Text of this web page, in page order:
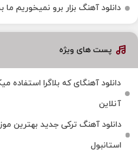
دانلود آهنگ بزار برو نمیخوریم ما
پست های ویژه
دانلود آهنگای که بلاگرا
آنلاین
دانلود آهنگ ترکی جدید بهترین
استانبول